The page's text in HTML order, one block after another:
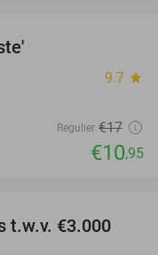
9.7 star
Regulier €17
€10,95
t.w.v. €3.000